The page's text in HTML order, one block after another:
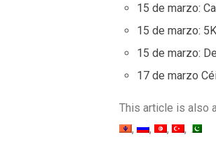
15 de marzo:
15 de marzo:
15 de marzo:
17 de marzo
This article is also